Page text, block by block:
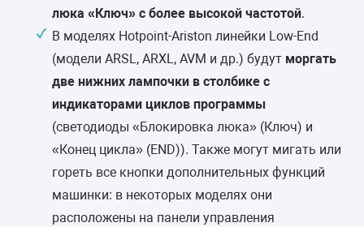
люка «Ключ» с более высокой частотой.
В моделях Hotpoint-Ariston линейки Low-End
(модели ARSL, ARXL, AVM и др.) будут моргать
две нижних лампочки в столбике с
индикаторами циклов программы
(светодиоды «Блокировка люка» (Ключ) и
«Конец цикла» (END)). Также могут мигать или
гореть все кнопки дополнительных функций
машинки: в некоторых моделях они
расположены на панели управления